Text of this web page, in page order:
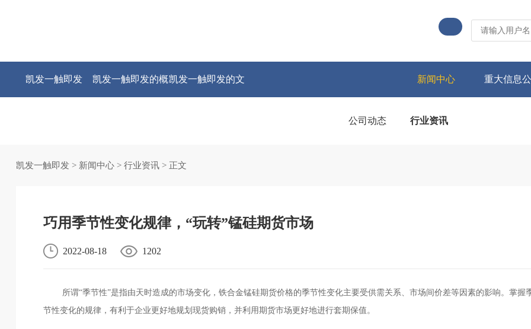
凯发一触即发 凯发一触即发的概凯发一触即发的文 新闻中心 重大信息
公司动态 行业资讯
凯发一触即发> 新闻中心> 行业资讯> 正文
巧用季节性变化规律，“玩转”锰硅期货市场
2022-08-18 1202
所谓“季节性”是指由天时造成的市场变化，铁合金锰硅期货价格的季节性变化主要受供需关系、市场间价差等因素的影响。掌握
节性变化的规律，有利于企业更好地规划现货购销，并利用期货市场更好地进行套期保值。